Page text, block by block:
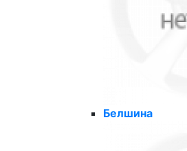
Белшина